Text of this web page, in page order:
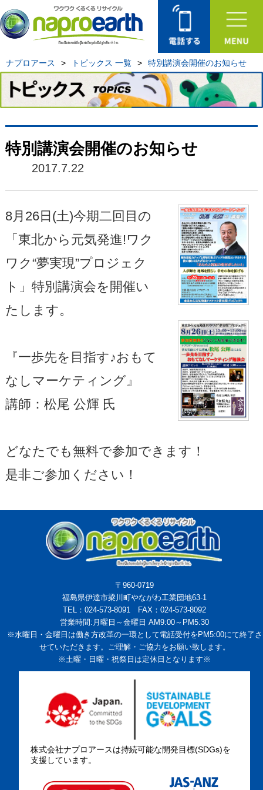
ナプロアース > トピックス 一覧 > 特別講演会開催のお知らせ
特別講演会開催のお知らせ
2017.7.22
8月26日(土)今期二回目の
「東北から元気発進!ワク
ワク“夢実現”プロジェク
ト」特別講演会を開催い
たします。
『一歩先を目指す♪おもて
なしマーケティング』
講師：松尾 公輝 氏
どなたでも無料で参加できます！
是非ご参加ください！
〒960-0719
福島県伊達市梁川町やながわ工業団地63-1
TEL：024-573-8091 FAX：024-573-8092
営業時間:月曜日～金曜日 AM9:00～PM5:30
※水曜日・金曜日は働き方改革の一環として電話受付をPM5:00にて終了さ
せていただきます。ご理解・ご協力をお願い致します。
※土曜・日曜・祝祭日は定休日となります※
株式会社ナプロアースは持続可能な開発目標(SDGs)を
支援しています。